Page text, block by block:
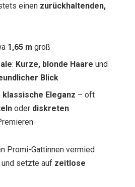
einen zurückhaltenden,
1,65 m groß
: Kurze, blonde Haare und
Blick
klassische Eleganz – oft
oder diskreten
Promi-Gattinnen vermied
und setzte auf zeitlose